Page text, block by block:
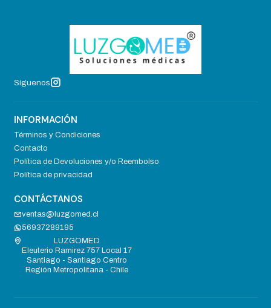
Síguenos
INFORMACIÓN
Términos y Condiciones
Contacto
Política de Devoluciones y/o Reembolso
Política de privacidad
CONTÁCTANOS
ventas@luzgomed.cl
56937289195
LUZGOMED
Eleuterio Ramirez 757 Local 17
Santiago - Santiago Centro
Región Metropolitana - Chile